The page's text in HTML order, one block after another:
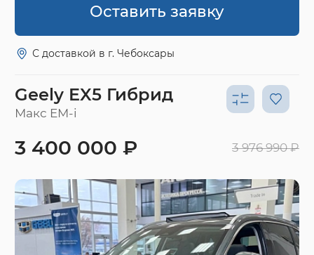
Оставить заявку
С доставкой в г. Чебоксары
Geely EX5 Гибрид
Макс EM-i
3 400 000 ₽ 3 976 990 ₽